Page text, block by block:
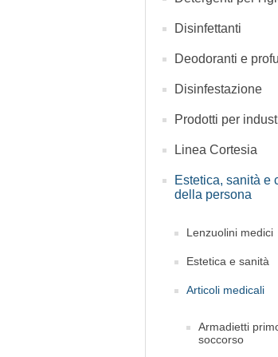
Disinfettanti
Deodoranti e
Disinfestazione
Prodotti per
Linea Cortesia
Estetica, sanità e
della persona
Lenzuolini medici
Estetica e sanità
Articoli medicali
Armadietti
soccorso